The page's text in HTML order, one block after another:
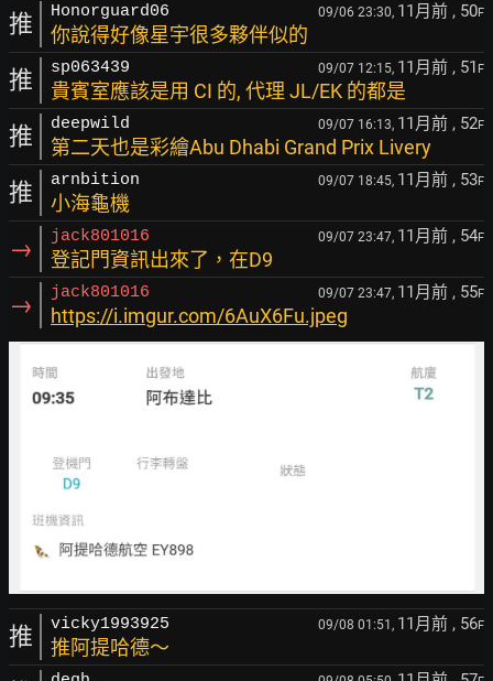
推 Honorguard06 09/06 23:30, 11月前 , 50F
你說得好像星宇很多夥伴似的
推 sp063439 09/07 12:15, 11月前 , 51 F
貴賓室應該是用 CI 的, 代理 JL/EK 的都是
推 deepwild 09/07 16:13, 11月前 , 52F
第二天也是彩繪Abu Dhabi Grand Prix Livery
推 arnbition 09/07 18:45, 11月前 , 53F
小海龜機
→ jack801016 09/07 23:47, 11月前 , 54F
登記門資訊出來了，在D9
→ jack801016 09/07 23:47, 11月前 , 55F
https://i.imgur.com/6AuX6Fu.jpeg
推 vicky1993925 09/08 01:51, 11月前 , 56F
推阿提哈德～